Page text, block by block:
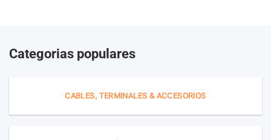
Categorias populares
CABLES, TERMINALES & ACCESORIOS